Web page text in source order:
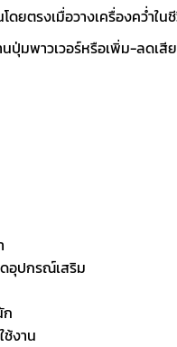
ตรงเมื่อวางเครื่องคว่ำในชี
ปุ่มพาวเวอร์หรือเพิ่ม-ลดเ
อุปกรณ์เสริม
ก
งาน